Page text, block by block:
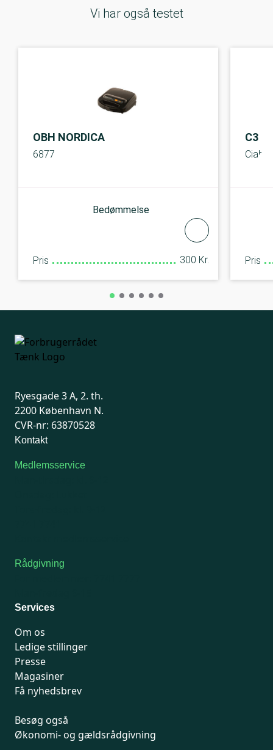
Vi har også testet
OBH NORDICA
6877
Bedømmelse
Pris 300 Kr.
C3
Pris
Ryesgade 3 A, 2. th.
2200 København N.
CVR-nr: 63870528
Kontakt
Medlemsservice
Rådgivning
Services
Om os
Ledige stillinger
Presse
Magasiner
Få nyhedsbrev
Besøg også
Økonomi- og gældsrådgivning